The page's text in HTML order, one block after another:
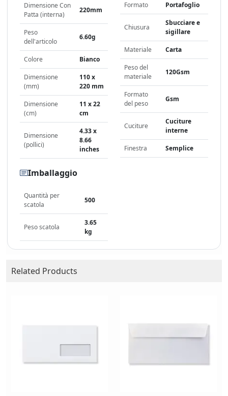
Dimensione Con
Patta (interna)
220mm
Peso
dell'articolo
6.60g
Colore Bianco
Dimensione
(mm)
110 x
220 mm
Dimensione
(cm)
11 x 22
cm
Dimensione
(pollici)
4.33 x
8.66
inches
Formato Portafoglio
Chiusura
Sbucciare e
sigillare
Materiale Carta
Peso del
materiale
120Gsm
Formato
del peso
Gsm
Cuciture
Cuciture
interne
Finestra Semplice
Imballaggio
Quantità per
scatola
500
Peso scatola
3.65
kg
Related Products